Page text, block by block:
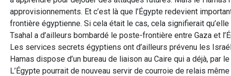
approvisionnements. Et c’est là que l’Égypte redevient
frontière égyptienne. Si cela était le cas, cela signifierait
Tsahal a d’ailleurs bombardé le poste-frontière entre Gaza et
Les services secrets égyptiens ont d’ailleurs prévenu les
Hamas dispose d’un bureau de liaison au Caire qui a déjà,
L’Égypte pourrait de nouveau servir de courroie de relais